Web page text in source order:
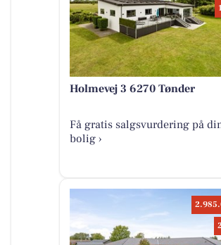
Holmevej 3 6270 Tønder
Få gratis salgsvurdering på
bolig ›